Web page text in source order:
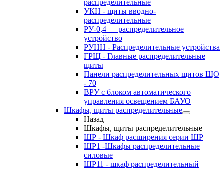
распределительные
УКН - щиты вводно-
распределительные
РУ-0,4 — распределительное
устройство
РУНН - Распределительные устройства
ГРЩ - Главные распределительные
щиты
Панели распределительных щитов ЩО
- 70
ВРУ с блоком автоматического
управления освещением БАУО
Шкафы, щиты распределительные
Назад
Шкафы, щиты распределительные
ШР - Шкаф расширения серии ШР
ШР1 -Шкафы распределительные
силовые
ШР11 - шкаф распределительный